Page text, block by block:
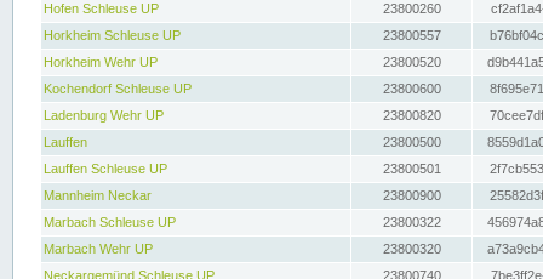
Hofen Schleuse UP
23800260
Horkheim Schleuse UP
23800557
Horkheim Wehr UP
23800520
Kochendorf Schleuse UP
23800600
Ladenburg Wehr UP
23800820
Lauffen
23800500
Lauffen Schleuse UP
23800501
Mannheim Neckar
23800900
Marbach Schleuse UP
23800322
Marbach Wehr UP
23800320
Neckargemünd Schleuse UP
23800740